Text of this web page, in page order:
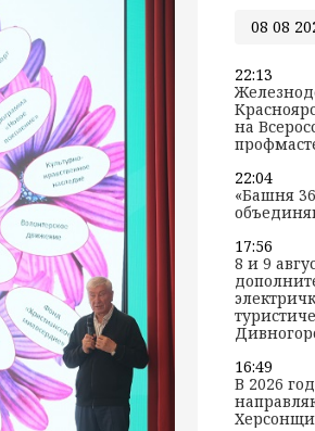
08 08
22:13
на
22:04
«Башня
17:56
8 и 9
16:49
В 2026